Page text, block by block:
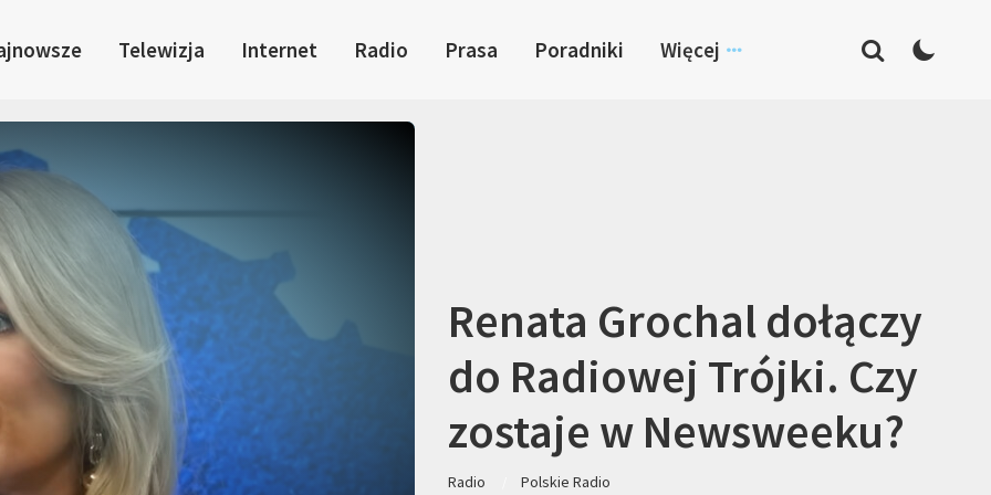
Telewizja Internet Radio Prasa Poradniki Więcej
Renata Grochal dołączy
do Radiowej Trójki. Czy
zostaje w Newsweeku?
Radio Polskie Radio